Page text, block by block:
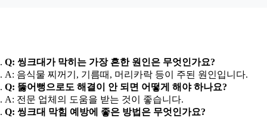
Q: 씽크대가 막히는 가장 흔한 원인은 무엇인가요?
A: 음식물 찌꺼기, 기름때, 머리카락 등이 주된 원인입니다.
Q: 뚫어뻥으로도 해결이 안 되면 어떻게 해야 하나요?
A: 전문 업체의 도움을 받는 것이 좋습니다.
Q: 씽크대 막힘 예방에 좋은 방법은 무엇인가요?